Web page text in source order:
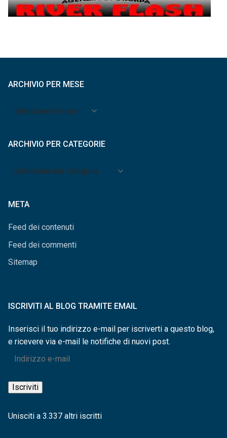
ARCHIVIO PER MESE
Archivio
ARCHIVIO PER CATEGORIE
Archivio
META
Feed dei contenuti
Feed dei commenti
Sitemap
ISCRIVITI AL BLOG TRAMITE EMAIL
Inserisci il tuo indirizzo e-mail per iscriverti a questo blog,
e ricevere via e-mail le notifiche di nuovi post.
Indirizzo
mail
Iscriviti
Unisciti a 3.337 altri iscritti